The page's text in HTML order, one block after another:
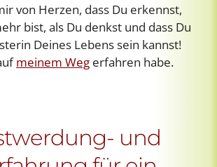
von Herzen, dass Du erkennst,
bist, als Du denkst und dass Du
Deines Lebens sein kannst!
meinem Weg erfahren habe.
und